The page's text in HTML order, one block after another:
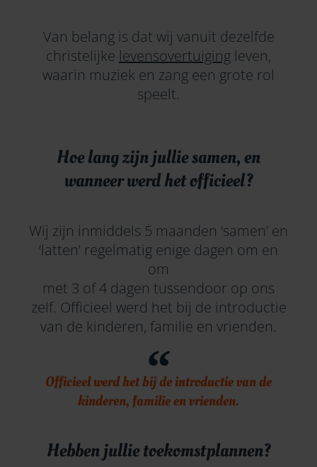
Van belang is dat wij vanuit dezelfde
christelijke levensovertuiging leven,
waarin muziek en zang een grote rol
speelt.
Hoe lang zijn jullie samen, en
wanneer werd het officieel?
Wij zijn inmiddels 5 maanden ‘samen’ en
‘latten’ regelmatig enige dagen om en
om
met 3 of 4 dagen tussendoor op ons
zelf. Officieel werd het bij de introductie
van de kinderen, familie en vrienden.
Officieel werd het bij de introductie van de
kinderen, familie en vrienden.
Hebben jullie toekomstplannen?